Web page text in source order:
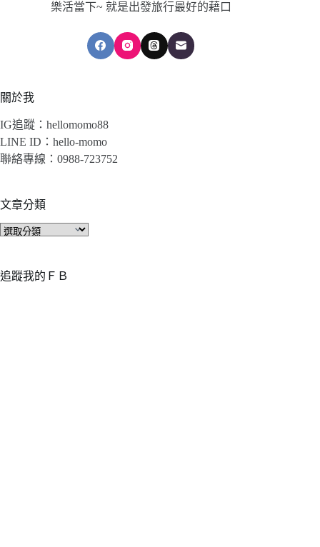
樂活當下~ 就是出發旅行最好的藉口
關於我
IG追蹤：hellomomo88
LINE ID：hello-momo
聯絡專線：0988-723752
文章分類
文
類
追蹤我的ＦＢ